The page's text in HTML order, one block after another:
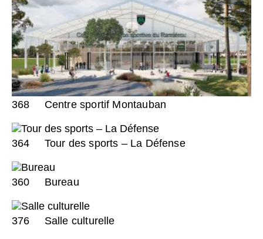
368 Centre sportif Montauban
364 Tour des sports – La Défense
360 Bureau
376 Salle culturelle